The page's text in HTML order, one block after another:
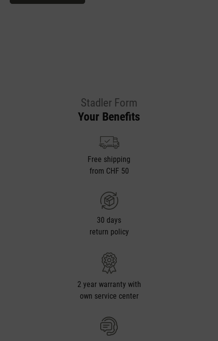
Stadler Form
Your Benefits
Free shipping
from CHF 50
30 days
return policy
2 year warranty with
own service center